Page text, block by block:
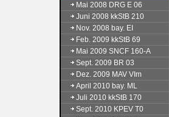
Mai 2008 DRG E 06
Juni 2008 kkStB 210
Nov. 2008 bay. EI
Feb. 2009 kkStB 69
Mai 2009 SNCF 160-A
Sept. 2009 BR 03
Dez. 2009 MAV VIm
April 2010 bay. ML
Juli 2010 kkStB 170
Sept. 2010 KPEV T0